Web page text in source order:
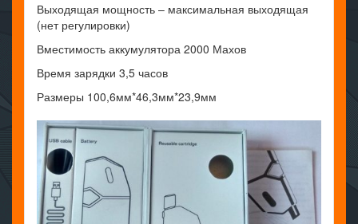
Выходящая мощность – максимальная выходящая
(нет регулировки)
Вместимость аккумулятора 2000 Махов
Время зарядки 3,5 часов
Размеры 100,6мм*46,3мм*23,9мм